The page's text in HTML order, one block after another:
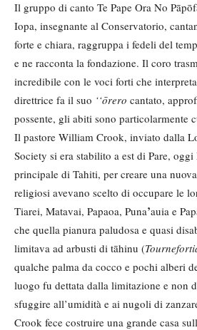
Il gruppo di canto Te Pape Ora No
Iopa, insegnante al Conservatorio,
forte e chiara, raggruppa i fedeli del
e ne racconta la fondazione. Il coro
incredibile con le voci forti che
direttrice fa il suo ‘‘ōrero cantato,
possente, gli abiti sono particolarmente
Il pastore William Crook, inviato dalla
Society si era stabilito a est di Pare,
principale di Tahiti, per creare una
religiosi avevano scelto di occupare le
Tiarei, Matavai, Papaoa, Puna’auia e
che quella pianura paludosa e quasi
limitava ad arbusti di tāhinu (
qualche palma da cocco e pochi alberi
luogo fu dettata dalla limitazione e non
sfuggire all’umidità e ai nugoli di
Crook fece costruire una grande casa